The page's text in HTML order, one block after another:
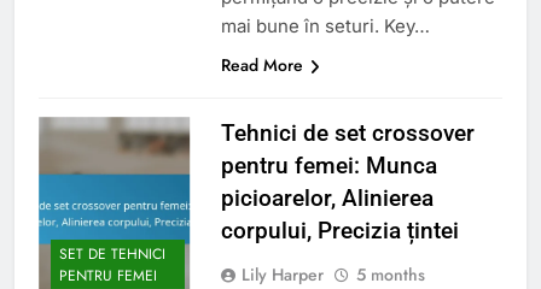
mai bune în seturi. Key…
Read More
SET DE TEHNICI
PENTRU FEMEI
Tehnici de set crossover
pentru femei: Munca
picioarelor, Alinierea
corpului, Precizia țintei
Lily Harper
5 months